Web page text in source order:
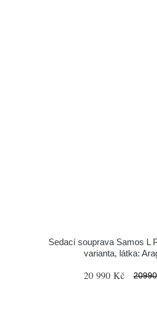
Sedací souprava Samos L
varianta, látka:
20 990 Kč